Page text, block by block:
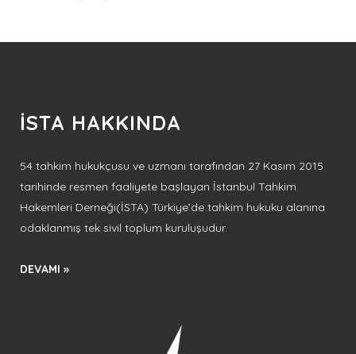
İSTA HAKKINDA
54 tahkim hukukçusu ve uzmanı tarafından 27 Kasım 2015
tarihinde resmen faaliyete başlayan İstanbul Tahkim
Hakemleri Derneği(İSTA) Türkiye’de tahkim hukuku alanına
odaklanmış tek sivil toplum kuruluşudur.
DEVAMI »